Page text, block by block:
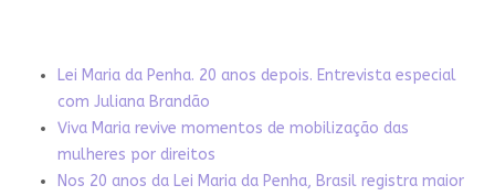
Lei Maria da Penha. 20 anos depois. Entrevista especial
com Juliana Brandão
Viva Maria revive momentos de mobilização das
mulheres por direitos
Nos 20 anos da Lei Maria da Penha, Brasil registra maior